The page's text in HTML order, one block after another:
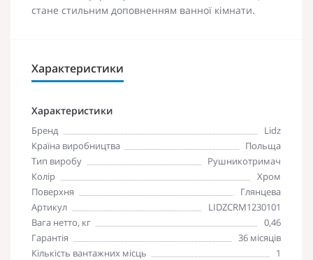
стане стильним доповненням ванної кімнати.
Характеристики
Характеристики
Бренд
Lidz
Країна виробництва
Польща
Тип виробу
Рушникотримач
Колір
Хром
Поверхня
Глянцева
Артикул
LIDZCRM1230101
Вага нетто, кг
0,46
Гарантія
36 місяців
Кількість вантажних місць
1